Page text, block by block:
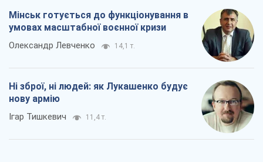
Мінськ готується до функціонування в
умовах масштабної воєнної кризи
Олександр Левченко 14,1 т.
Ні зброї, ні людей: як Лукашенко будує
нову армію
Ігар Тишкевич 11,4 т.